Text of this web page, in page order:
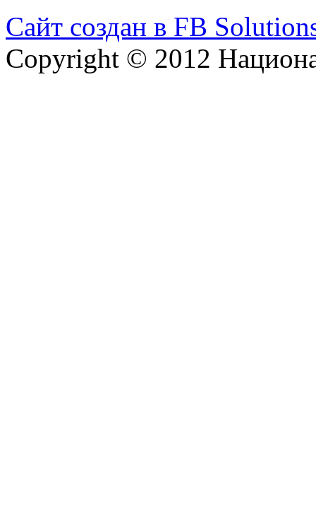
Сайт создан в FB
Copyright © 2012